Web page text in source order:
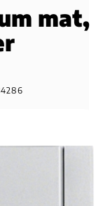
mat,